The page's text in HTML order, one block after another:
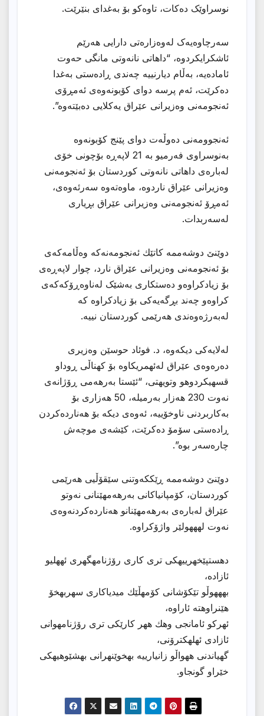
نوسراوێک دەکات، تاوەکو بۆ بەغدای بنێرێت.
سەرچاوەیەک لەوەزارەتی دارایی هەرێم
ئاشكرایكردوه، “داهاتی نانەوتی مانگی حەوت
ئامادەیە، بەڵام دیارنییە چەندی ڕادەستی بەغدا
دەکرێت، ئەم پرسە دوای کۆبونەوەی ئەمڕۆی
ئەنجومەنی وەزیرانی عێراق یەکلایی دەبێتەوە”.
ئەنجوومەنی دەوڵەت دوای پێنج کۆبونەوە
بەنوسراوی فەرمیو بە 21 لاپەڕە بۆچونی خۆی
لەبارەی داهاتی نانەوتی کوردستان بۆ ئەنجومەنی
وەزیرانی عێراق ناردوه، ماوەتەوە سەرئەوەی،
ئەمڕۆ ئەنجومەنی وەزیرانی عێراق بڕیاری
لەسەربدات.
دوێنێ دوشەممە کاتێك ئەنجومەنەکە وەڵامەکەی
بۆ ئەنجومەنی وەزیرانی عێراق نارد، چوار لاپەڕەی
بۆ زیادکراوەو دەستکاری بەشێک لەناوەڕۆکەکەی
کراوەو چەند بڕگەیەکی بۆ زیادکراوە کە
لەبەرژەوەندی هەرێمی کوردستان نییە.
لەلایەکى دیکەوە، د. فوئاد حوسێن وەزیری
دەرەوەی عێراق لەئهمریكاوه بۆ كهناڵى ڕوداو
قسهیكردوهو وتویهتى، “ئێستا بەرهەمی ڕۆژانەی
نەوت 230 هەزار بەرمیلە، 50 هەزاری بۆ
بەکاربردنی ناوخۆییە، ئەوەی دیکە بۆ هەناردەکردن
ڕادەستی سۆمۆ دەکرێت، کێشەی موچەش
چارەسەر بوە”.
دوێنێ دوشەممە ڕێککەوتنی سێقۆڵیی هەرێمی
کوردستان، کۆمپانیاکانی بەرهەمهێنانی نەوتو
عێراق لەبارەی بەرهەمهێنانو هەناردەکردنەوەی
نەوت لهههولێر واژۆکراوه.
دهستپێخهرییهكی تری كاری رۆژنامهگهری ئههلیو
ئازاده،
بهههوڵو تێكۆشانی كۆمهڵێك میدیاكاری سهربهخۆ
هێنراوهته ئاراوه،
ئهركو ئامانجی وهك ههر كارێكی تری رۆژنامهوانی
ئازادی ئهلهكترۆنی،
گهیاندنی ههواڵو زانیارییه بهخوێنهرانی بهشێوهیهكی
خێراو گونجاو.